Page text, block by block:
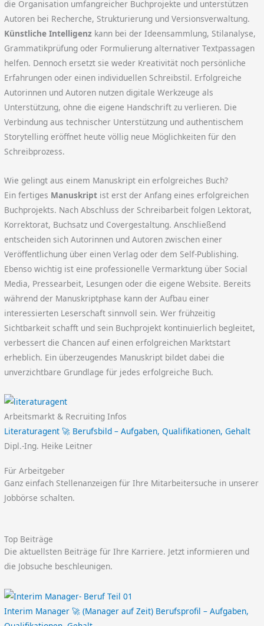
die Organisation umfangreicher Buchprojekte und unterstützen
Autoren bei Recherche, Strukturierung und Versionsverwaltung.
Künstliche Intelligenz kann bei der Ideensammlung, Stilanalyse,
Grammatikprüfung oder Formulierung alternativer Textpassagen
helfen. Dennoch ersetzt sie weder Kreativität noch persönliche
Erfahrungen oder einen individuellen Schreibstil. Erfolgreiche
Autorinnen und Autoren nutzen digitale Werkzeuge als
Unterstützung, ohne die eigene Handschrift zu verlieren. Die
Verbindung aus technischer Unterstützung und authentischem
Storytelling eröffnet heute völlig neue Möglichkeiten für den
Schreibprozess.
Wie gelingt aus einem Manuskript ein erfolgreiches Buch?
Ein fertiges Manuskript ist erst der Anfang eines erfolgreichen
Buchprojekts. Nach Abschluss der Schreibarbeit folgen Lektorat,
Korrektorat, Buchsatz und Covergestaltung. Anschließend
entscheiden sich Autorinnen und Autoren zwischen einer
Veröffentlichung über einen Verlag oder dem Self-Publishing.
Ebenso wichtig ist eine professionelle Vermarktung über Social
Media, Pressearbeit, Lesungen oder die eigene Website. Bereits
während der Manuskriptphase kann der Aufbau einer
interessierten Leserschaft sinnvoll sein. Wer frühzeitig
Sichtbarkeit schafft und sein Buchprojekt kontinuierlich begleitet,
verbessert die Chancen auf einen erfolgreichen Marktstart
erheblich. Ein überzeugendes Manuskript bildet dabei die
unverzichtbare Grundlage für jedes erfolgreiche Buch.
Arbeitsmarkt & Recruiting Infos
Literaturagent 🚀 Berufsbild – Aufgaben, Qualifikationen, Gehalt
Dipl.-Ing. Heike Leitner
Für Arbeitgeber
Ganz einfach Stellenanzeigen für Ihre Mitarbeitersuche in unserer
Jobbörse schalten.
Top Beiträge
Die aktuellsten Beiträge für Ihre Karriere. Jetzt informieren und
die Jobsuche beschleunigen.
Interim Manager 🚀 (Manager auf Zeit) Berufsprofil – Aufgaben,